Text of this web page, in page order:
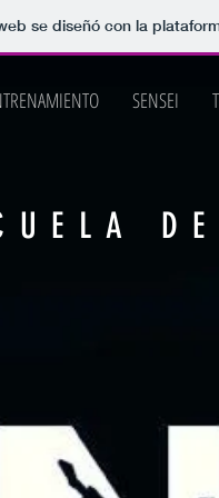
se diseñó con la
SENSEI